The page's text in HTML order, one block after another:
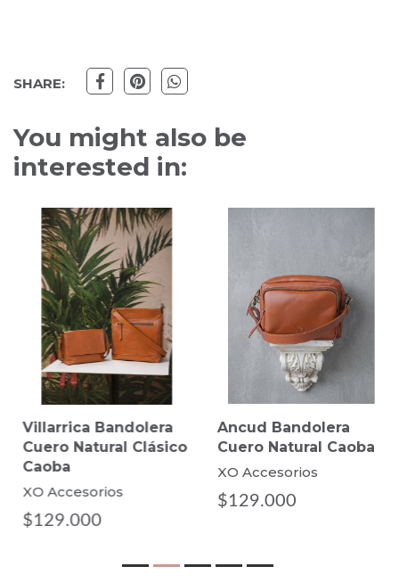
SHARE:
You might also be
interested in:
Villarrica Bandolera
Cuero Natural Clásico
Caoba
XO Accesorios
$129.000
Ancud Bandolera
Cuero Natural Caoba
XO Accesorios
$129.000